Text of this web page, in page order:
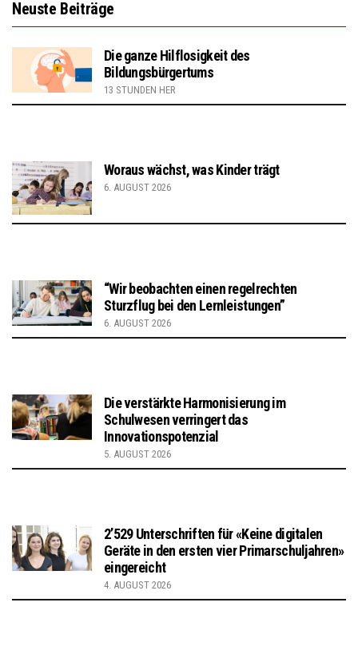
Neuste Beiträge
Die ganze Hilflosigkeit des
Bildungsbürgertums
13 STUNDEN HER
Woraus wächst, was Kinder trägt
6. AUGUST 2026
“Wir beobachten einen regelrechten
Sturzflug bei den Lernleistungen”
6. AUGUST 2026
Die verstärkte Harmonisierung im
Schulwesen verringert das
Innovationspotenzial
5. AUGUST 2026
2’529 Unterschriften für «Keine digitalen
Geräte in den ersten vier Primarschuljahren»
eingereicht
4. AUGUST 2026